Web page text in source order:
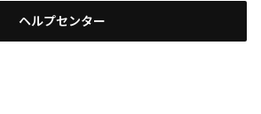
ヘルプセンター